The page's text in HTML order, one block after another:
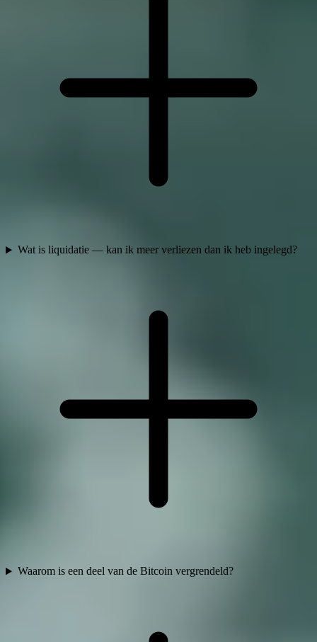
Wat is liquidatie — kan ik meer verliezen dan ik heb ingelegd?
Waarom is een deel van de Bitcoin vergrendeld?